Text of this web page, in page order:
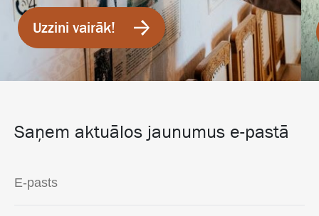
Uzzini vairāk!
Saņem aktuālos jaunumus e-pastā